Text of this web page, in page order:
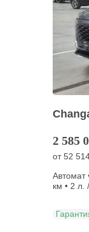
2 585
от52
Автомат
км • 2 л.